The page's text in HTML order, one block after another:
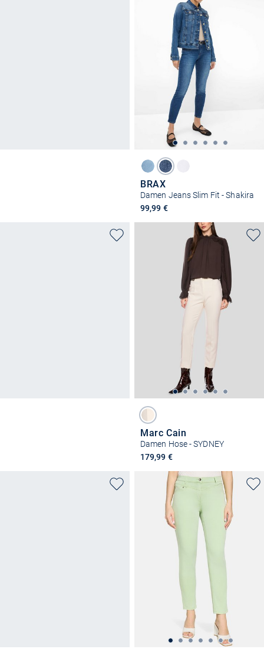
BRAX
Damen Jeans Slim Fit - Shakira
99,99 €
Marc Cain
Damen Hose - SYDNEY
179,99 €